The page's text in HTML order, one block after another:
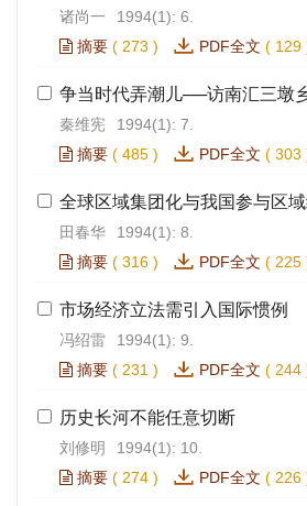
诸尚一
1994(1): 6.
摘要 ( 273 ) PDF全文 ( 129
争当时代弄潮儿──访南汇三墩
秦维宪
1994(1): 7.
摘要 ( 485 ) PDF全文 ( 303
全球区域集团化与我国参与区
田春华
1994(1): 8.
摘要 ( 316 ) PDF全文 ( 225
市场经济立法需引入国际惯例
冯绍雷
1994(1): 9.
摘要 ( 231 ) PDF全文 ( 244
历史长河不能任意切断
刘修明
1994(1): 10.
摘要 ( 274 ) PDF全文 ( 226